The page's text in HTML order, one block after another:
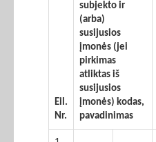
Eil.
Nr.
subjekto ir
(arba)
susijusios
įmonės (jei
pirkimas
atliktas iš
susijusios
įmonės) kodas,
pavadinimas